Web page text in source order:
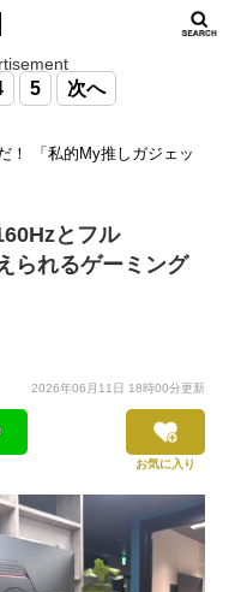
5 次へ
！ 「私的My推しガジェッ
とフル
られるゲーミング
2026年06月11日 18時00分更新
お気に入り